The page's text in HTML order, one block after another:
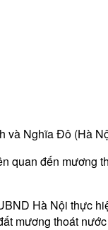
và Nghĩa Đô (Hà
quan đến mương
Hà Nội thực
mương thoát nước